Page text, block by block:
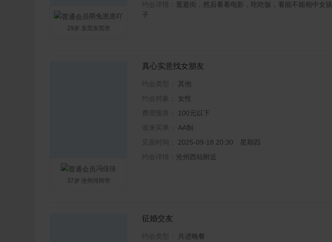
萌兔崽崽吖
29岁 东莞东莞市
约会详情： 逛逛街，然后看看电影，吃吃饭，看能不能相中女孩
子
冯佳佳
37岁 沧州河间市
真心实意找女朋友
约会类型：
其他
约会对象：
女性
费用预算：
100元以下
谁来买单：
AA制
见面时间：
2025-09-18 20:30 星期四
约会详情： 沧州西站附近
征婚交友
约会类型：
共进晚餐